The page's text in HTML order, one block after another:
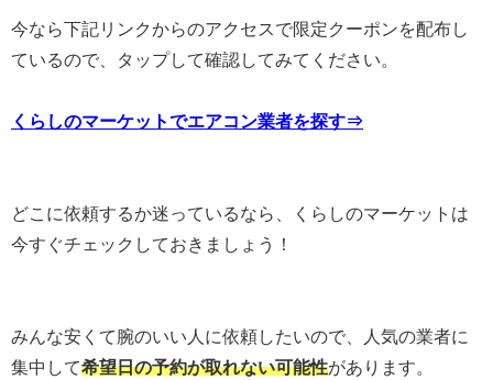
今なら下記リンクからのアクセスで限定クーポンを配布し
ているので、タップして確認してみてください。
くらしのマーケットでエアコン業者を探す⇒
どこに依頼するか迷っているなら、くらしのマーケットは
今すぐチェックしておきましょう！
みんな安くて腕のいい人に依頼したいので、人気の業者に
集中して希望日の予約が取れない可能性があります。